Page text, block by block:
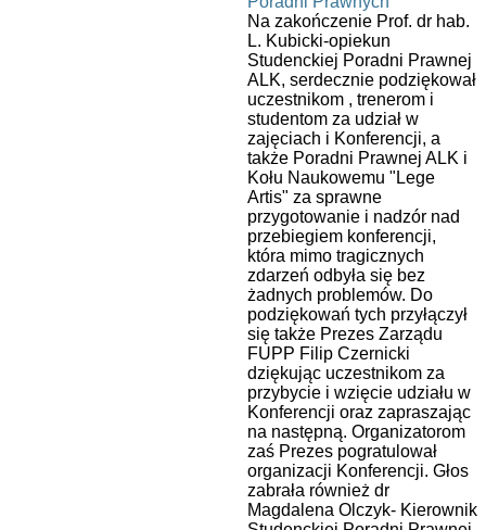
Na zakończenie Prof. dr hab.
L. Kubicki-opiekun
Studenckiej Poradni Prawnej
ALK, serdecznie podziękował
uczestnikom , trenerom i
studentom za udział w
zajęciach i Konferencji, a
także Poradni Prawnej ALK i
Kołu Naukowemu "Lege
Artis" za sprawne
przygotowanie i nadzór nad
przebiegiem konferencji,
która mimo tragicznych
zdarzeń odbyła się bez
żadnych problemów. Do
podziękowań tych przyłączył
się także Prezes Zarządu
FUPP Filip Czernicki
dziękując uczestnikom za
przybycie i wzięcie udziału w
Konferencji oraz zapraszając
na następną. Organizatorom
zaś Prezes pogratulował
organizacji Konferencji. Głos
zabrała również dr
Magdalena Olczyk- Kierownik